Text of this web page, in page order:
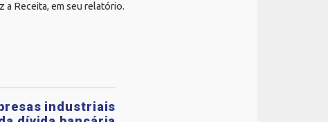
a Receita, em seu relatório.
industriais